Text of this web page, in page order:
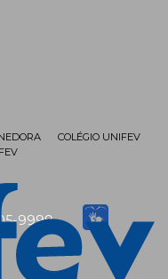
9999
COLÉGIO UNIFEV